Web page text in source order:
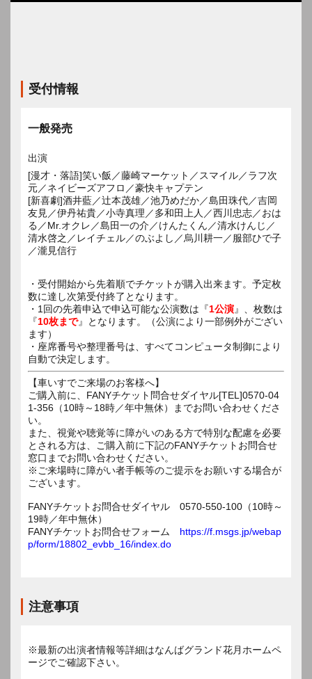
受付情報
一般発売
出演
[漫才・落語]笑い飯／藤崎マーケット／スマイル／ラフ次
元／ネイビーズアフロ／豪快キャプテン
[新喜劇]酒井藍／辻本茂雄／池乃めだか／島田珠代／吉岡
友見／伊丹祐貴／小寺真理／多和田上人／西川忠志／おは
る／Mr.オクレ／島田一の介／けんたくん／清水けんじ／
清水啓之／レイチェル／のぶよし／烏川耕一／服部ひで子
／瀧見信行
・受付開始から先着順でチケットが購入出来ます。予定枚
数に達し次第受付終了となります。
・1回の先着申込で申込可能な公演数は『1公演』、枚数は
『10枚まで』となります。（公演により一部例外がござい
ます）
・座席番号や整理番号は、すべてコンピュータ制御により
自動で決定します。
【車いすでご来場のお客様へ】
ご購入前に、FANYチケット問合せダイヤル[TEL]0570-04
1-356（10時～18時／年中無休）までお問い合わせくださ
い。
また、視覚や聴覚等に障がいのある方で特別な配慮を必要
とされる方は、ご購入前に下記のFANYチケットお問合せ
窓口までお問い合わせください。
※ご来場時に障がい者手帳等のご提示をお願いする場合が
ございます。
FANYチケットお問合せダイヤル 0570-550-100（10時～
19時／年中無休）
FANYチケットお問合せフォーム https://f.msgs.jp/webap
p/form/18802_evbb_16/index.do
注意事項
※最新の出演者情報等詳細はなんばグランド花月ホームペ
ージでご確認下さい。